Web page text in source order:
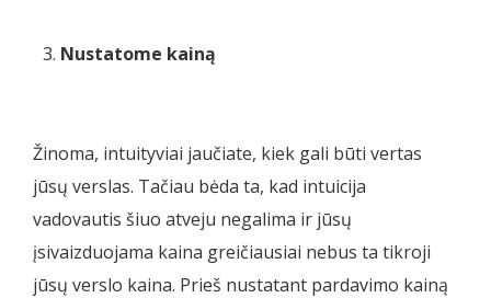
Nustatome kainą
Žinoma, intuityviai jaučiate, kiek gali būti vertas
jūsų verslas. Tačiau bėda ta, kad intuicija
vadovautis šiuo atveju negalima ir jūsų
įsivaizduojama kaina greičiausiai nebus ta tikroji
jūsų verslo kaina. Prieš nustatant pardavimo kainą